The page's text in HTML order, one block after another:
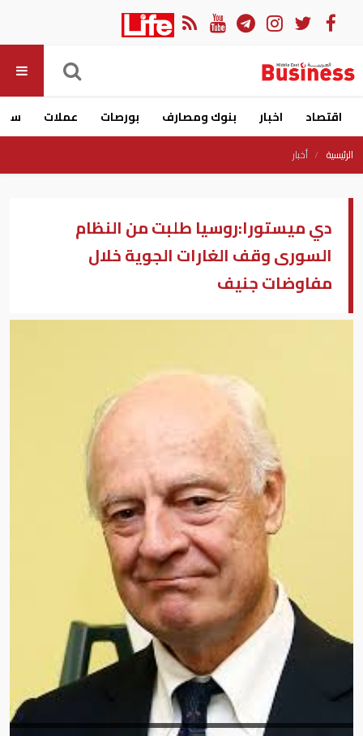
اقتصاد اخبار بنوك ومصارف بورصات عملات
الرئيسية أخبار
دي ميستورا:روسيا طلبت من النظام
السورى وقف الغارات الجوية خلال
مفاوضات جنيف